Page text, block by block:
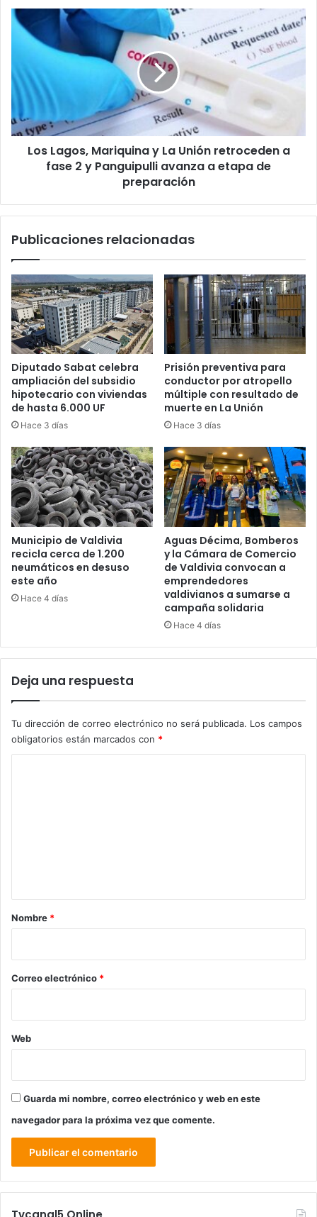
la
comunidad
Los
Lagos,
Mariquina
La
Unión
retroceden
a
fase
a
de
Los Lagos, Mariquina y La Unión retroceden a
fase 2 y Panguipulli avanza a etapa de
preparación
Publicaciones relacionadas
Diputado Sabat celebra
ampliación del subsidio
hipotecario con viviendas
de hasta 6.000 UF
Hace 3 días
Prisión preventiva para
conductor por atropello
múltiple con resultado de
muerte en La Unión
Hace 3 días
Municipio de Valdivia
recicla cerca de 1.200
neumáticos en desuso
este año
Hace 4 días
Aguas Décima, Bomberos
y la Cámara de Comercio
de Valdivia convocan a
emprendedores
valdivianos a sumarse a
campaña solidaria
Hace 4 días
Deja una respuesta
Tu dirección de correo electrónico no será publicada. Los campos
obligatorios están marcados con *
r
*
Nombre *
Correo electrónico *
Web
Guarda mi nombre, correo electrónico y web en este
navegador para la próxima vez que comente.